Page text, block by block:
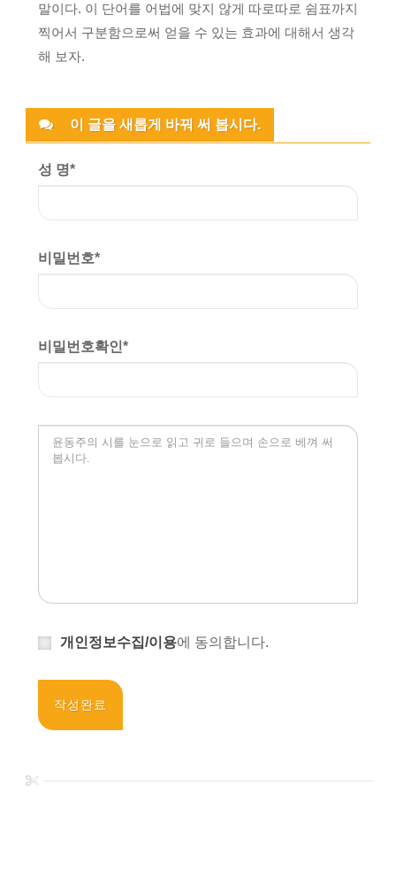
말이다. 이 단어를 어법에 맞지 않게 따로따로 쉼표까지
찍어서 구분함으로써 얻을 수 있는 효과에 대해서 생각
해 보자.
이 글을 새롭게 바꿔 써 봅시다.
성 명*
비밀번호*
비밀번호확인*
개인정보수집/이용에 동의합니다.